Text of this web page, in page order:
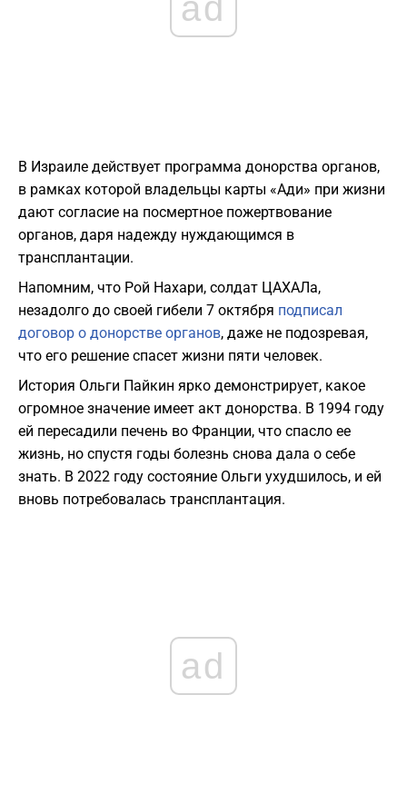
В Израиле действует программа донорства органов,
в рамках которой владельцы карты «Ади» при жизни
дают согласие на посмертное пожертвование
органов, даря надежду нуждающимся в
трансплантации.
Напомним, что Рой Нахари, солдат ЦАХАЛа,
незадолго до своей гибели 7 октября подписал
договор о донорстве органов, даже не подозревая,
что его решение спасет жизни пяти человек.
История Ольги Пайкин ярко демонстрирует, какое
огромное значение имеет акт донорства. В 1994 году
ей пересадили печень во Франции, что спасло ее
жизнь, но спустя годы болезнь снова дала о себе
знать. В 2022 году состояние Ольги ухудшилось, и ей
вновь потребовалась трансплантация.
ad